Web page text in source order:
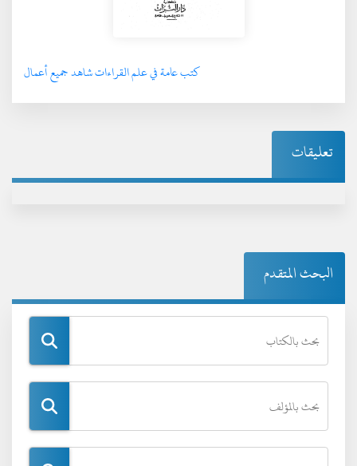
كتب عامة في علم القراءات شاهد جميع أعمال
تعليقات
البحث المتقدم